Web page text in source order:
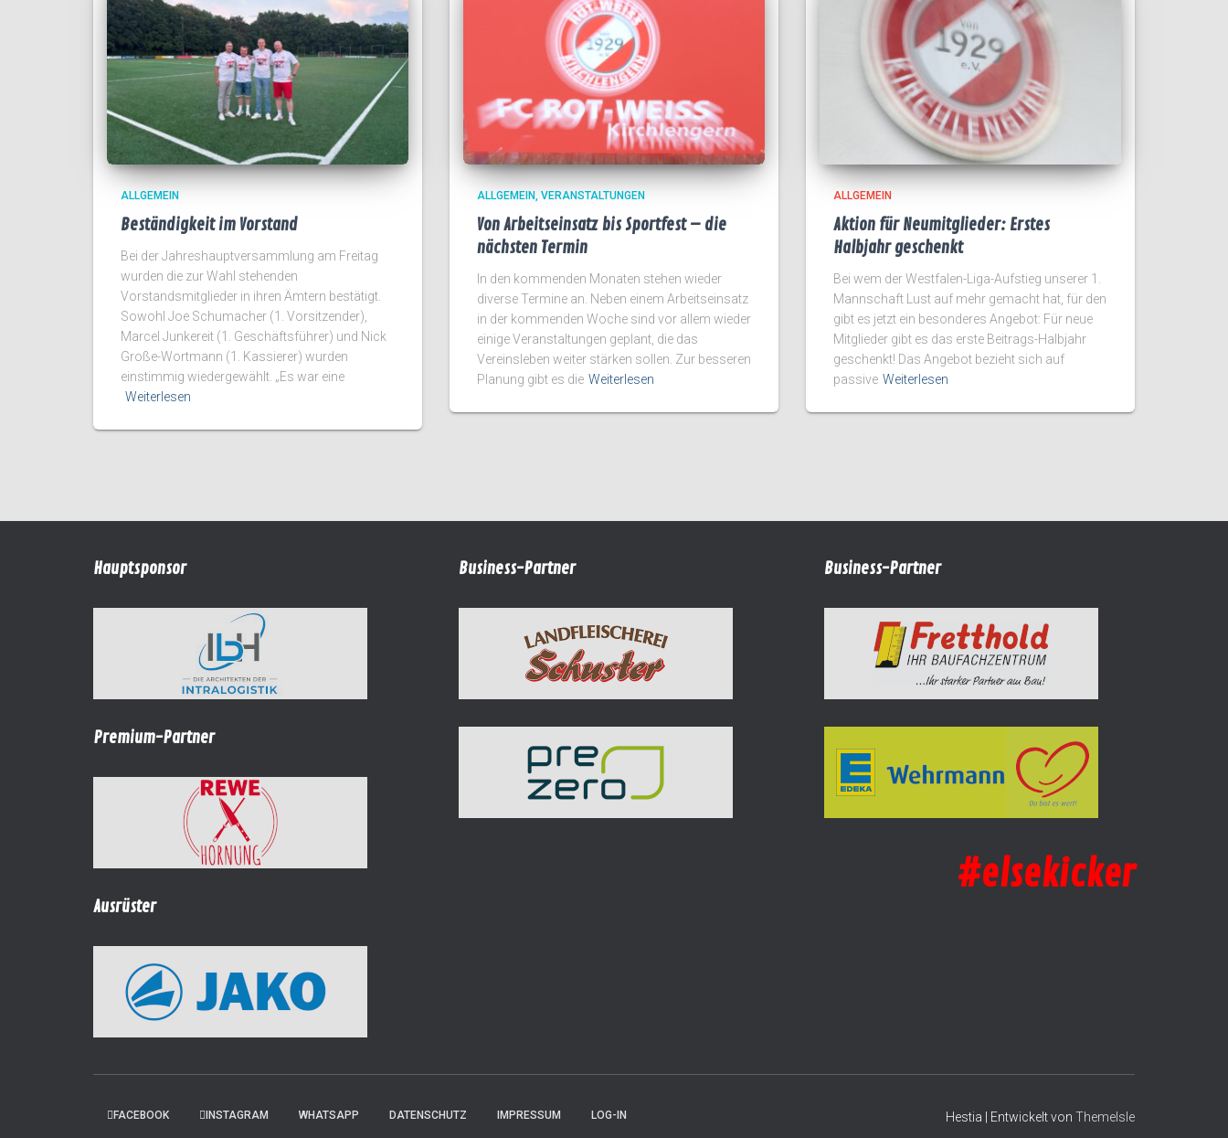
ALLGEMEIN
Beständigkeit im Vorstand
Bei der Jahreshauptversammlung am Freitag
wurden die zur Wahl stehenden
Vorstandsmitglieder in ihren Ämtern bestätigt.
Sowohl Joe Schumacher (1. Vorsitzender),
Marcel Junkereit (1. Geschäftsführer) und Nick
Große-Wortmann (1. Kassierer) wurden
einstimmig wiedergewählt. „Es war eine
Weiterlesen
ALLGEMEIN VERANSTALTUNGEN
Von Arbeitseinsatz bis Sportfest – die
nächsten Termin
In den kommenden Monaten stehen wieder
diverse Termine an. Neben einem Arbeitseinsatz
in der kommenden Woche sind vor allem wieder
einige Veranstaltungen geplant, die das
Vereinsleben weiter stärken sollen. Zur besseren
Planung gibt es die Weiterlesen
ALLGEMEIN
Aktion für Neumitglieder: Erstes
Halbjahr geschenkt
Bei wem der Westfalen-Liga-Aufstieg unserer 1.
Mannschaft Lust auf mehr gemacht hat, für den
gibt es jetzt ein besonderes Angebot: Für neue
Mitglieder gibt es das erste Beitrags-Halbjahr
geschenkt! Das Angebot bezieht sich auf
passive Weiterlesen
Hauptsponsor
Premium-Partner
Ausrüster
Business-Partner Business-Partner
#elsekicker
FACEBOOK INSTAGRAM WHATSAPP DATENSCHUTZ IMPRESSUM LOG-IN Hestia | Entwickelt von ThemeIsle